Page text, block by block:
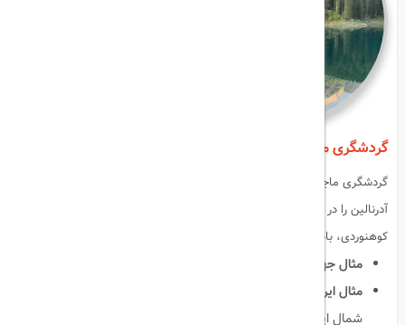
گردشگری ماجراجویانه (Adventure Tourism)
گردشگری ماجراجویانه شامل فعالیت‌های هیجانی و پرهیجان است که
آدرنالین را در مسافران افزایش می‌دهد. این فعالیت‌ها می‌توانند شامل
کوهنوردی، بانجی جامپینگ، پاراگلایدر، غواصی و اسکی باشند.
مثال جهانی
مثال ایرانی
شمال ایران.